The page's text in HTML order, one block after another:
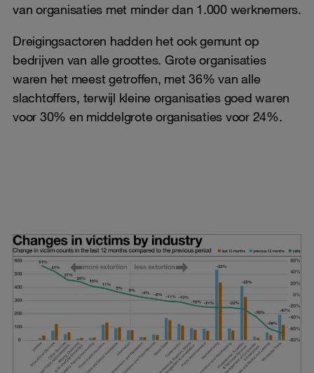
van organisaties met minder dan 1.000 werknemers.
Dreigingsactoren hadden het ook gemunt op
bedrijven van alle groottes. Grote organisaties
waren het meest getroffen, met 36% van alle
slachtoffers, terwijl kleine organisaties goed waren
voor 30% en middelgrote organisaties voor 24%.